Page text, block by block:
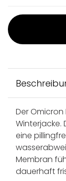
Der Omicron
Winterjacke.
eine
Membran
dauerhaft